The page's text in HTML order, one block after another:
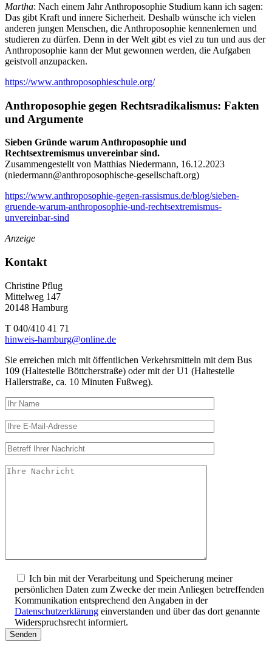
Martha: Nach einem Jahr Anthroposophie Studium kann ich sagen:
Das gibt Kraft und innere Sicherheit. Deshalb wünsche ich vielen
anderen jungen Menschen, die Anthroposophie kennenlernen und
studieren zu dürfen. Denn in der Welt gibt es viel zu tun und aus der
Anthroposophie kann der Mut gewonnen werden, die Aufgaben
geistvoll anzupacken.
https://www.anthroposophieschule.org/
Anthroposophie gegen Rechtsradikalismus: Fakten
und Argumente
Sieben Gründe warum Anthroposophie und
Rechtsextremismus unvereinbar sind.
Zusammengestellt von Matthias Niedermann, 16.12.2023
(niedermann@anthroposophische-gesellschaft.org)
https://www.anthroposophie-gegen-rassismus.de/blog/sieben-
gruende-warum-anthroposophie-und-rechtsextremismus-
unvereinbar-sind
Anzeige
Kontakt
Christine Pflug
Mittelweg 147
20148 Hamburg
T 040/410 41 71
hinweis-hamburg@online.de
Sie erreichen mich mit öffentlichen Verkehrsmitteln mit dem Bus
109 (Haltestelle Böttcherstraße) oder mit der U1 (Haltestelle
Hallerstraße, ca. 10 Minuten Fußweg).
Ich bin mit der Verarbeitung und Speicherung meiner
persönlichen Daten zum Zwecke der mein Anliegen betreffenden
Kommunikation entsprechend den Angaben in der
Datenschutzerklärung einverstanden und über das dort genannte
Widerspruchsrecht informiert.